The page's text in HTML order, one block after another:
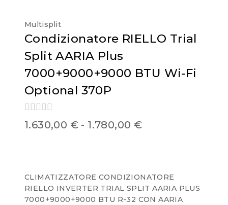
Multisplit
Condizionatore RIELLO Trial
Split AARIA Plus
7000+9000+9000 BTU Wi-Fi
Optional 370P
0
out
1.630,00 € - 1.780,00 €
CLIMATIZZATORE CONDIZIONATORE
RIELLO INVERTER TRIAL SPLIT AARIA PLUS
7000+9000+9000 BTU R-32 CON AARIA